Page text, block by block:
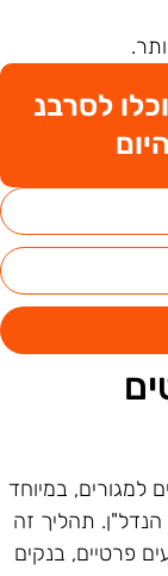
לסרבנ
למגורים, במיוחד
תהליך זה
פרטיים, בנקים